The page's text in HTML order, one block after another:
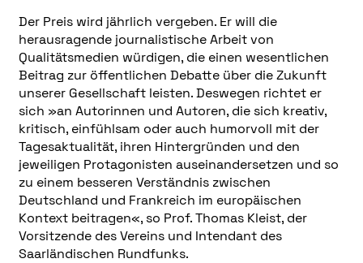
Der Preis wird jährlich vergeben. Er will die
herausragende journalistische Arbeit von
Qualitätsmedien würdigen, die einen wesentlichen
Beitrag zur öffentlichen Debatte über die Zukunft
unserer Gesellschaft leisten. Deswegen richtet er
sich »an Autorinnen und Autoren, die sich kreativ,
kritisch, einfühlsam oder auch humorvoll mit der
Tagesaktualität, ihren Hintergründen und den
jeweiligen Protagonisten auseinandersetzen und so
zu einem besseren Verständnis zwischen
Deutschland und Frankreich im europäischen
Kontext beitragen«, so Prof. Thomas Kleist, der
Vorsitzende des Vereins und Intendant des
Saarländischen Rundfunks.